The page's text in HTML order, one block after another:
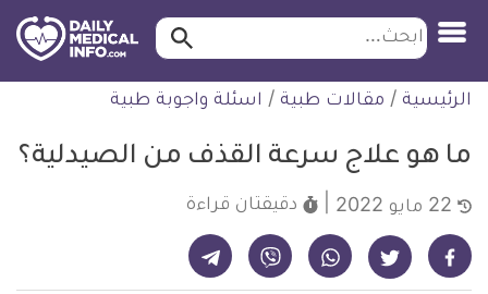
التخطي
للمحتوى
طبية
ابحث ابحث…
الرئيسية / مقالات طبية / اسئلة واجوبة طبية
ما هو علاج سرعة القذف من الصيدلية؟
دقيقتان قراءة
شارك على فيسبوك - ديلي ميديكال انفو شارك على تويتر - ديلي ميديكال انفو شارك على واتساب - ديلي ميديكال انفو شارك على فايبر - ديلي ميديكال انفو شارك على تيليجرام - ديلي ميديكال انفو